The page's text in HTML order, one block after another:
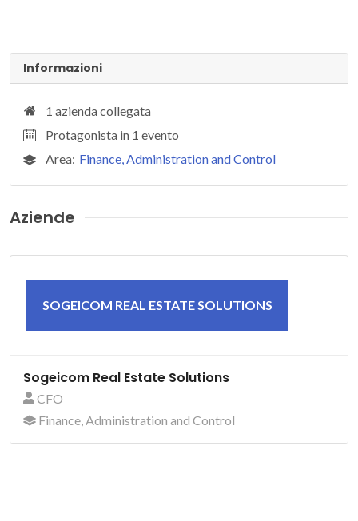
Informazioni
1 azienda collegata
Protagonista in 1 evento
Area: Finance, Administration and Control
Aziende
SOGEICOM REAL ESTATE SOLUTIONS
Sogeicom Real Estate Solutions
CFO
Finance, Administration and Control